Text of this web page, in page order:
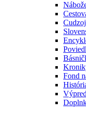
Fond